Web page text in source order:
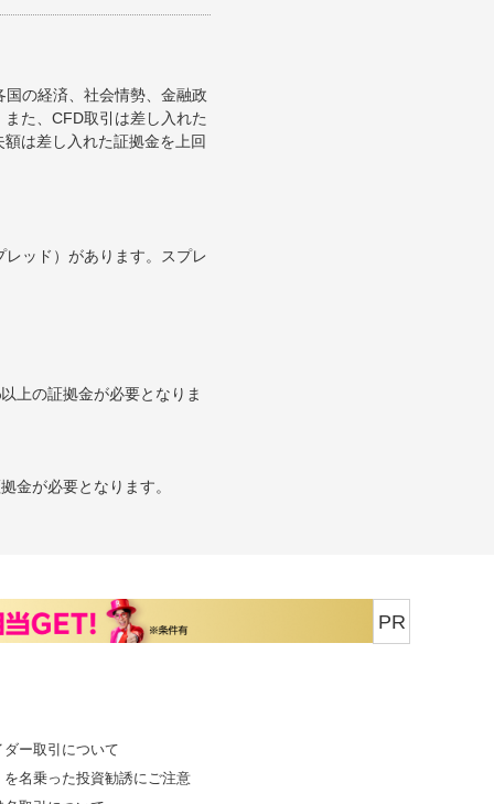
の経済、社会情勢、金融政
た、CFD取引は差し入れた
は差し入れた証拠金を上回
ッド）があります。スプレ
上の証拠金が必要となりま
金が必要となります。
PR
ダー取引について
を名乗った投資勧誘にご注意